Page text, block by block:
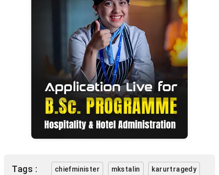
Tags : chiefminister mkstalin karurtragedy